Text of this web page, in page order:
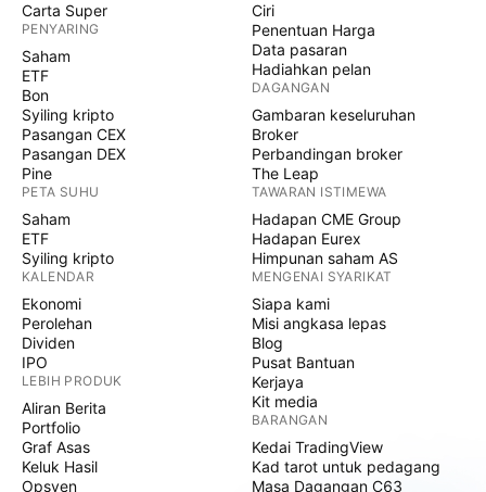
Carta Super
PENYARING
Saham
ETF
Bon
Syiling kripto
Pasangan CEX
Pasangan DEX
Pine
PETA SUHU
Saham
ETF
Syiling kripto
KALENDAR
Ekonomi
Perolehan
Dividen
IPO
LEBIH PRODUK
Aliran Berita
Portfolio
Graf Asas
Keluk Hasil
Opsyen
Ciri
Penentuan Harga
Data pasaran
Hadiahkan pelan
DAGANGAN
Gambaran keseluruhan
Broker
Perbandingan broker
The Leap
TAWARAN ISTIMEWA
Hadapan CME Group
Hadapan Eurex
Himpunan saham AS
MENGENAI SYARIKAT
Siapa kami
Misi angkasa lepas
Blog
Pusat Bantuan
Kerjaya
Kit media
BARANGAN
Kedai TradingView
Kad tarot untuk pedagang
Masa Dagangan C63